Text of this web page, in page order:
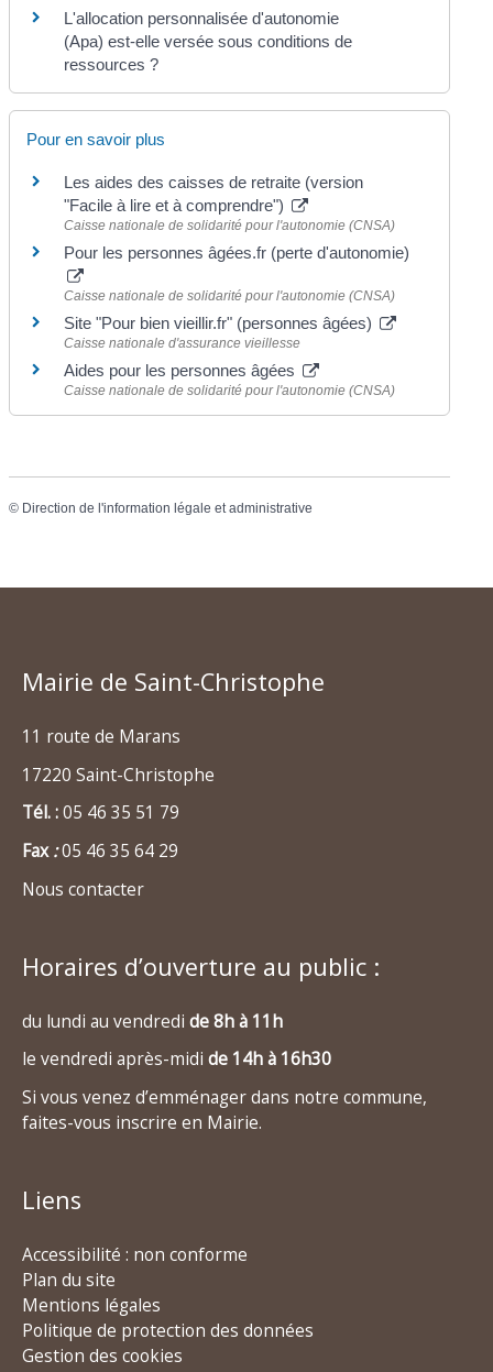
L'allocation personnalisée d'autonomie
(Apa) est-elle versée sous conditions de
ressources ?
Pour en savoir plus
Les aides des caisses de retraite (version
"Facile à lire et à comprendre")
Caisse nationale de solidarité pour l'autonomie (CNSA)
Pour les personnes âgées.fr (perte d'autonomie)
Caisse nationale de solidarité pour l'autonomie (CNSA)
Site "Pour bien vieillir.fr" (personnes âgées)
Caisse nationale d'assurance vieillesse
Aides pour les personnes âgées
Caisse nationale de solidarité pour l'autonomie (CNSA)
© Direction de l'information légale et administrative
Mairie de Saint-Christophe
11 route de Marans
17220 Saint-Christophe
Tél. :05 46 35 51 79
Fax:05 46 35 64 29
Nous contacter
Horaires d’ouverture au public :
du lundi au vendredi de 8h à 11h
le vendredi après-midi de 14h à 16h30
Si vous venez d’emménager dans notre commune,
faites-vous inscrire en Mairie.
Liens
Accessibilité : non conforme
Plan du site
Mentions légales
Politique de protection des données
Gestion des cookies